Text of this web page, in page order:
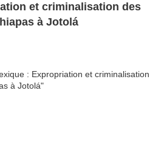
et criminalisation des
à Jotolá